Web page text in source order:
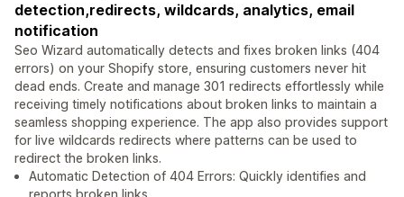
detection,redirects, wildcards, analytics, email
notification
Seo Wizard automatically detects and fixes broken links (404
errors) on your Shopify store, ensuring customers never hit
dead ends. Create and manage 301 redirects effortlessly while
receiving timely notifications about broken links to maintain a
seamless shopping experience. The app also provides support
for live wildcards redirects where patterns can be used to
redirect the broken links.
Automatic Detection of 404 Errors: Quickly identifies and